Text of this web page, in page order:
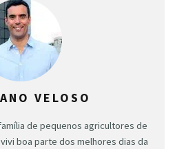
VELOSO
de pequenos agricultores de
boa parte dos melhores dias da